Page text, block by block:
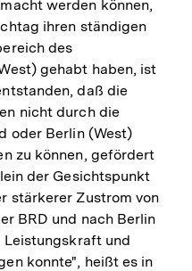
werden können,
ihren ständigen
des
gehabt haben, ist
daß die
nicht durch die
oder Berlin (West)
zu können, gefördert
der Gesichtspunkt
stärkerer Zustrom von
BRD und nach Berlin
und
konnte", heißt es in